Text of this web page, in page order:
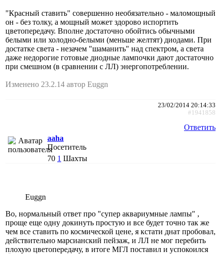
"Красный ставить" совершенно необязательно - маломощный
он - без толку, а мощный может здорово испортить
цветопередачу. Вполне достаточно обойтись обычными
белыми или холодно-белыми (меньше желтят) диодами. При
достатке света - незачем "шаманить" над спектром, а света
даже недорогие готовые диодные лампочки дают достаточно
при смешном (в сравнении с ЛЛ) энергопотреблении.
Изменено 23.2.14 автор Euggn
23/02/2014 20:14:33
#1941858
Ответить
aaha
Посетитель
70 1 Шахты
Euggn
Во, нормальный ответ про "супер аквариумные лампы" ,
проще еще одну докинуть простую и все будет точно так же
чем все ставить по космической цене, я кстати днат пробовал,
действительно марсианский пейзаж, и ЛЛ не мог перебить
плохую цветопередачу, в итоге МГЛ поставил и успокоился